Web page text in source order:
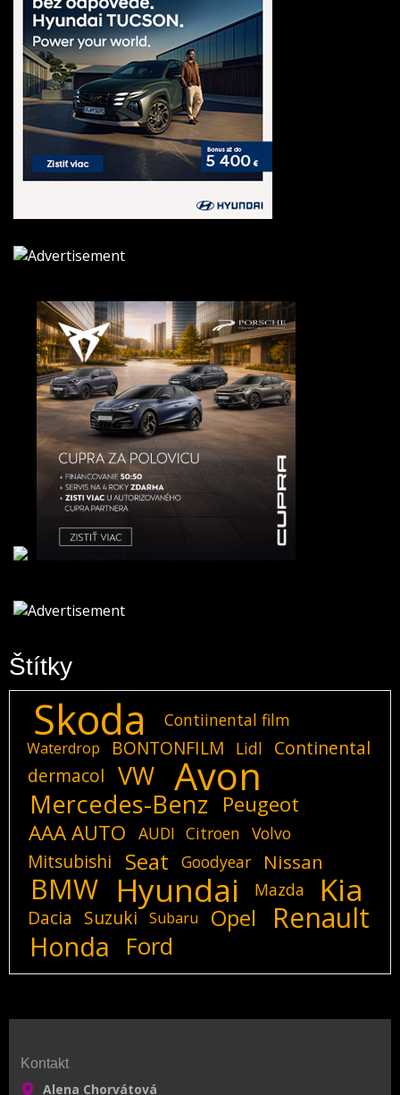
Štítky
Skoda Contiinental film
Waterdrop BONTONFILM Lidl
Continental
dermacol
VW Avon
Mercedes-Benz
Peugeot
AAA AUTO
AUDI Citroen Volvo
Mitsubishi Seat Goodyear Nissan
BMW Hyundai Mazda Kia
Dacia Suzuki Subaru Opel Renault
Honda Ford
Kontakt
Alena Chorvátová